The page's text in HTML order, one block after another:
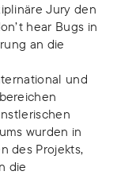
Jury den
hear Bugs in
an die
und
wurden in
des Projekts,
die